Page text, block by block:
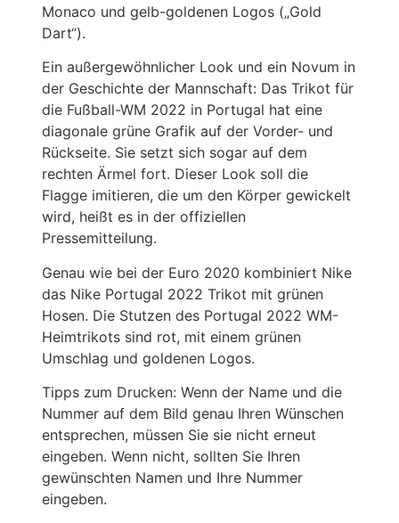
Monaco und gelb-goldenen Logos („Gold
Dart“).
Ein außergewöhnlicher Look und ein Novum in
der Geschichte der Mannschaft: Das Trikot für
die Fußball-WM 2022 in Portugal hat eine
diagonale grüne Grafik auf der Vorder- und
Rückseite. Sie setzt sich sogar auf dem
rechten Ärmel fort. Dieser Look soll die
Flagge imitieren, die um den Körper gewickelt
wird, heißt es in der offiziellen
Pressemitteilung.
Genau wie bei der Euro 2020 kombiniert Nike
das Nike Portugal 2022 Trikot mit grünen
Hosen. Die Stutzen des Portugal 2022 WM-
Heimtrikots sind rot, mit einem grünen
Umschlag und goldenen Logos.
Tipps zum Drucken: Wenn der Name und die
Nummer auf dem Bild genau Ihren Wünschen
entsprechen, müssen Sie sie nicht erneut
eingeben. Wenn nicht, sollten Sie Ihren
gewünschten Namen und Ihre Nummer
eingeben.